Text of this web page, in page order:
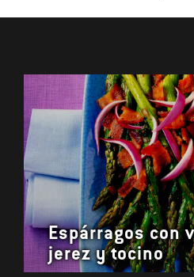
Espárragos con
jerez y tocino